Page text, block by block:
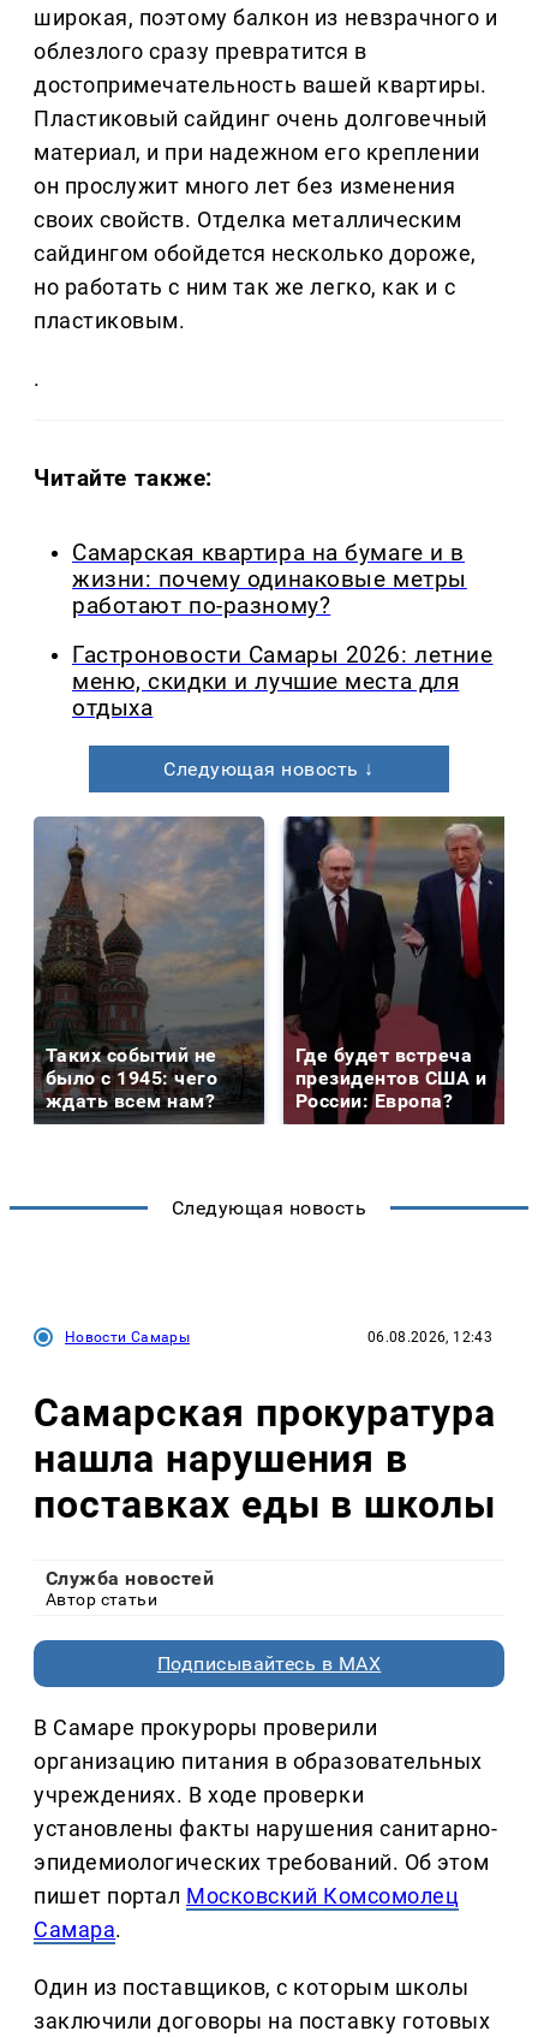
широкая, поэтому балкон из невзрачного и
облезлого сразу превратится в
достопримечательность вашей квартиры.
Пластиковый сайдинг очень долговечный
материал, и при надежном его креплении
он прослужит много лет без изменения
своих свойств. Отделка металлическим
сайдингом обойдется несколько дороже,
но работать с ним так же легко, как и с
пластиковым.
.
Читайте также:
Самарская квартира на бумаге и в
жизни: почему одинаковые метры
работают по-разному?
Гастроновости Самары 2026: летние
меню, скидки и лучшие места для
отдыха
Следующая новость ↓
Таких событий не
было с 1945: чего
ждать всем нам?
Где будет встреча
президентов США и
России: Европа?
Следующая новость
Новости Самары 06.08.2026, 12:43
Самарская прокуратура
нашла нарушения в
поставках еды в школы
Служба новостей
Автор статьи
Подписывайтесь в MAX
В Самаре прокуроры проверили
организацию питания в образовательных
учреждениях. В ходе проверки
установлены факты нарушения санитарно-
эпидемиологических требований. Об этом
пишет портал Московский Комсомолец
Самара.
Один из поставщиков, с которым школы
заключили договоры на поставку готовых